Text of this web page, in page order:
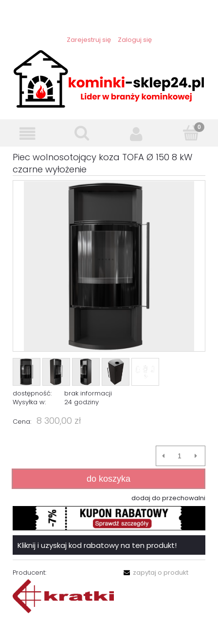
Zarejestruj się Zaloguj się
Piec wolnosotojący koza TOFA Ø 150 8 kW
czarne wyłożenie
dostępność:
brak informacji
Wysyłka w:
24 godziny
Cena: 8 300,00 zł
do koszyka
dodaj do przechowalni
Kliknij i uzyskaj kod rabatowy na ten produkt!
Producent: zapytaj o produkt